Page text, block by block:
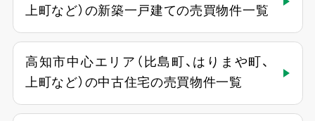
上町など）の新築一戸建ての売買物件一覧
高知市中心エリア（比島町、はりまや町、
上町など）の中古住宅の売買物件一覧